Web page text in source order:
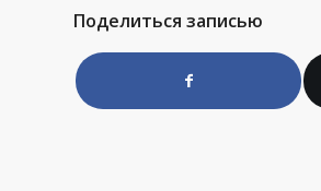
Поделиться записью